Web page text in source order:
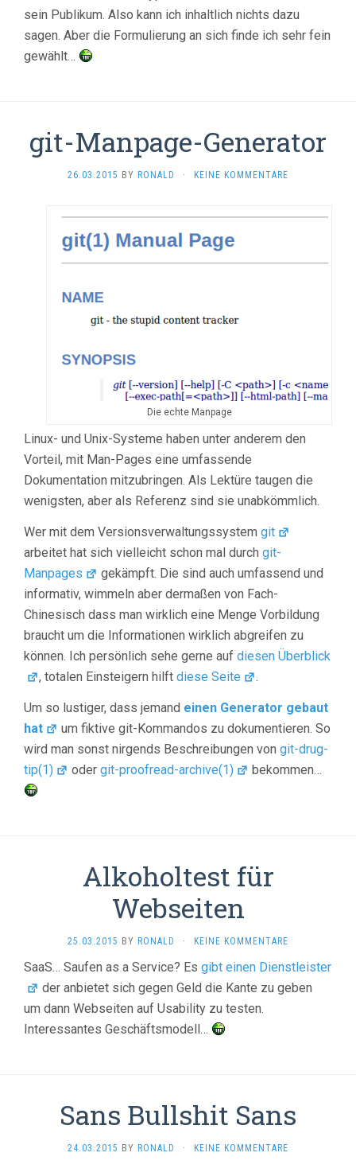
sein Publikum. Also kann ich inhaltlich nichts dazu
sagen. Aber die Formulierung an sich finde ich sehr fein
gewählt…
git-Manpage-Generator
26.03.2015 BY RONALD · KEINE KOMMENTARE
Die echte Manpage
Linux- und Unix-Systeme haben unter anderem den
Vorteil, mit Man-Pages eine umfassende
Dokumentation mitzubringen. Als Lektüre taugen die
wenigsten, aber als Referenz sind sie unabkömmlich.
Wer mit dem Versionsverwaltungssystem git
arbeitet hat sich vielleicht schon mal durch git-
Manpages
gekämpft. Die sind auch umfassend und
informativ, wimmeln aber dermaßen von Fach-
Chinesisch dass man wirklich eine Menge Vorbildung
braucht um die Informationen wirklich abgreifen zu
können. Ich persönlich sehe gerne auf diesen Überblick
, totalen Einsteigern hilftdiese Seite .
Um so lustiger, dass jemand einen Generator gebaut
hat
um fiktive git-Kommandos zu dokumentieren. So
wird man sonst nirgends Beschreibungen von git-drug-
tip(1)
odergit-proofread-archive(1) bekommen…
Alkoholtest für
Webseiten
25.03.2015 BY RONALD · KEINE KOMMENTARE
SaaS… Saufen as a Service? Es gibt einen Dienstleister
der anbietet sich gegen Geld die Kante zu geben
um dann Webseiten auf Usability zu testen.
Interessantes Geschäftsmodell…
Sans Bullshit Sans
24.03.2015 BY RONALD · KEINE KOMMENTARE